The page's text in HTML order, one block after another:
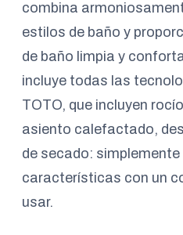
combina
estilos de baño y
de baño limpia y
incluye todas las
TOTO, que incluyen
asiento calefactado,
de secado:
características con un
usar.